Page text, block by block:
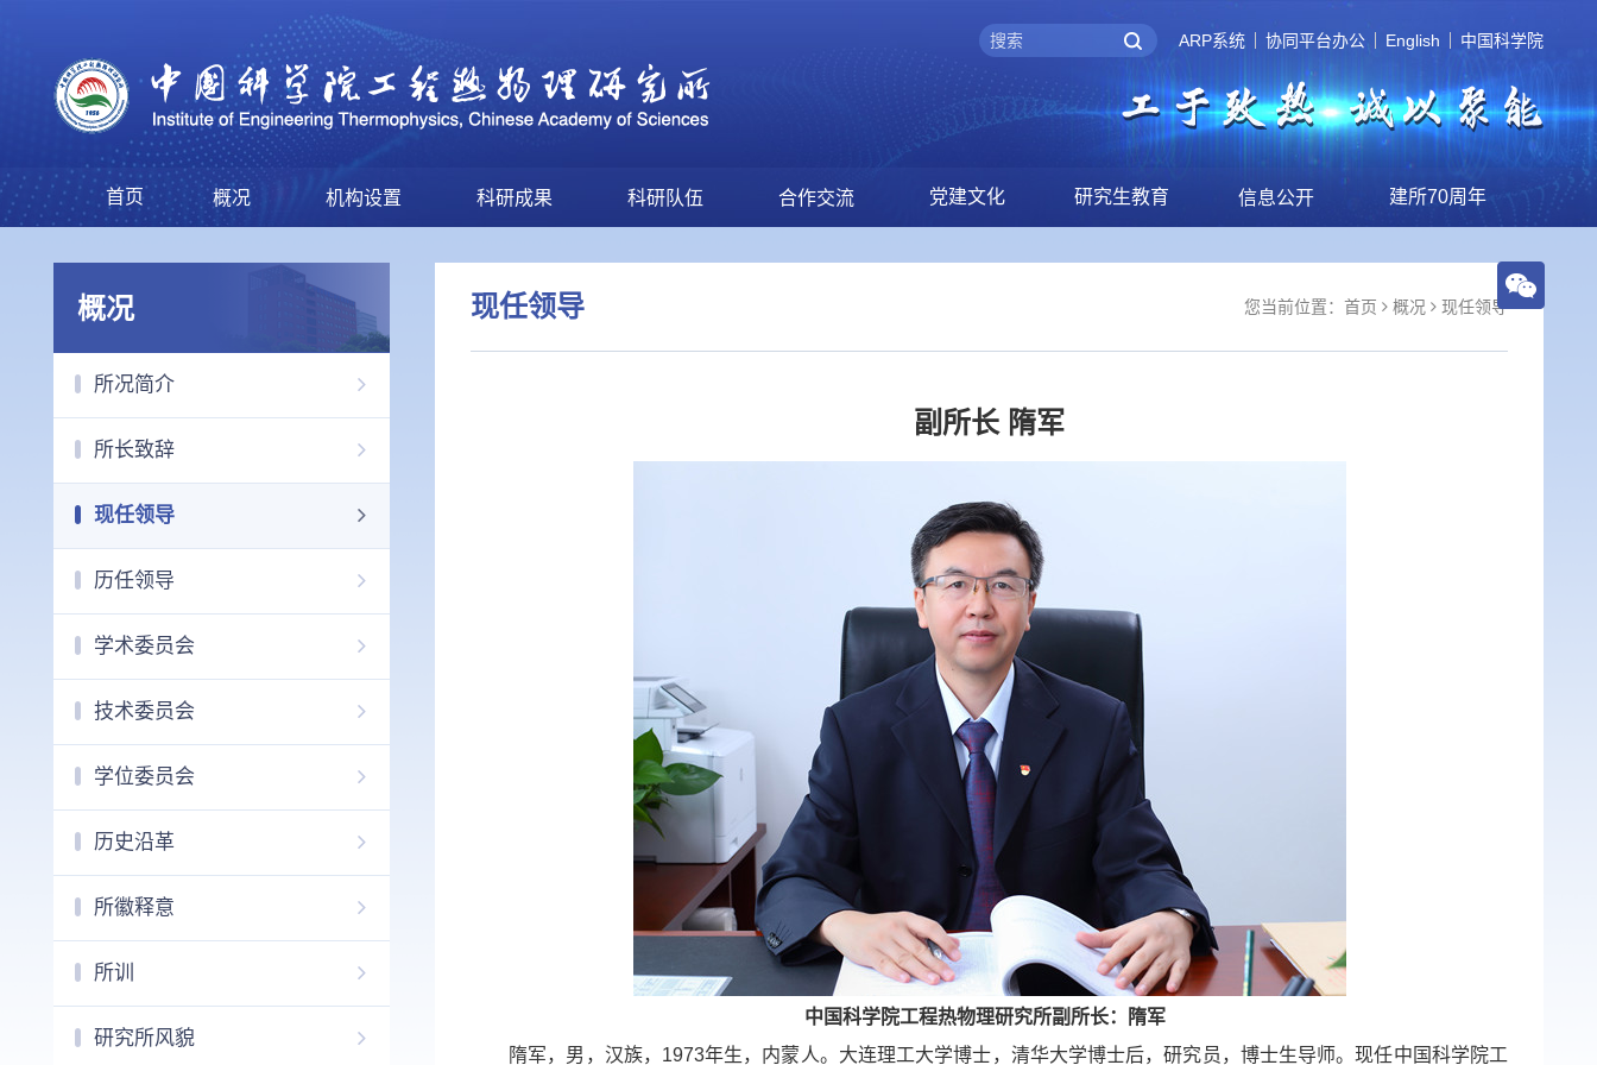
ARP系统 协同平台办公 English 中国科学院
首页 概况 机构设置 科研成果 科研队伍 合作交流 党建文化 研究生教育 信息公开 建所70周年
概况
所况简介
所长致辞
现任领导
历任领导
学术委员会
技术委员会
学位委员会
历史沿革
所徽释意
所训
研究所风貌
现任领导 您当前位置： 首页 概况 现任领导
副所长 隋军
中国科学院工程热物理研究所副所长：隋军
隋军，男，汉族，1973年生，内蒙人。大连理工大学博士，清华大学博士后，研究员，博士生导师。现任中国科学院工